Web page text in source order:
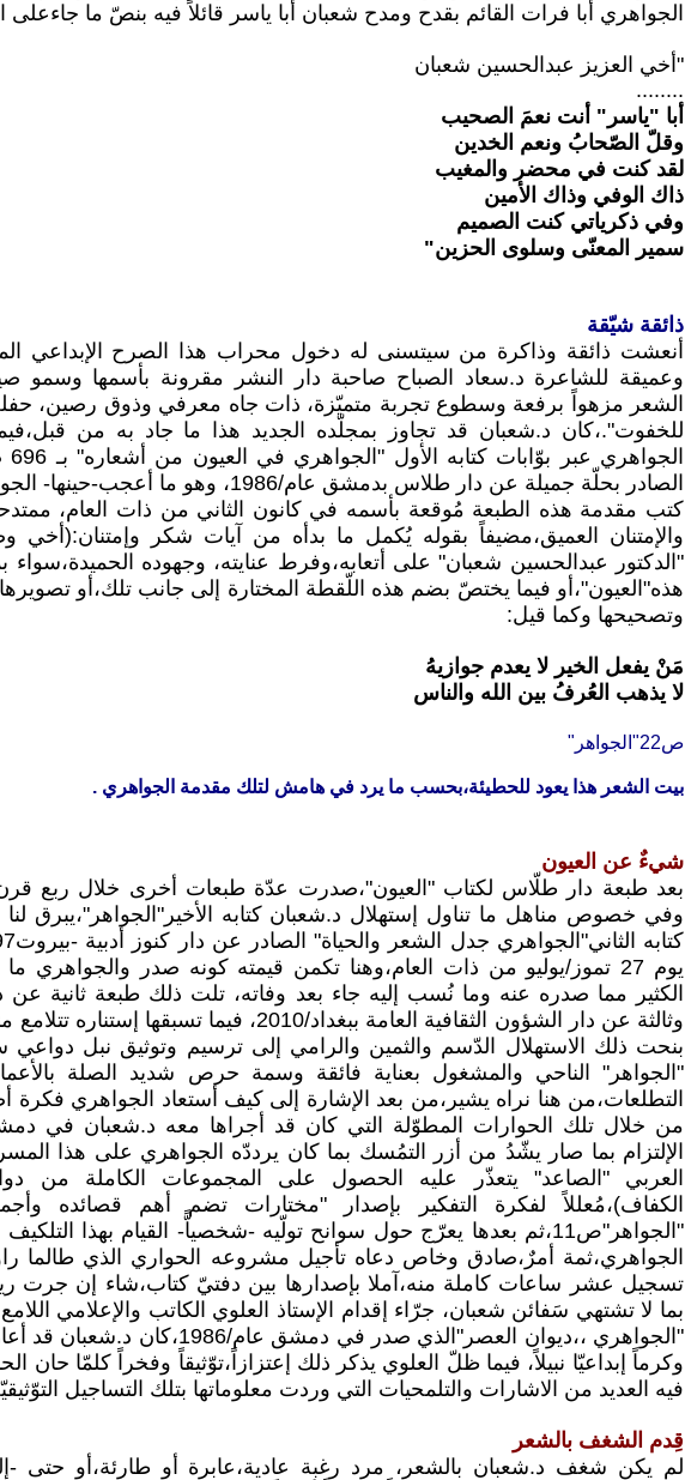
الجواهري أبا فرات القائم بقدح ومدح شعبان أبا ياسر قائلاً فيه بنصّ ما جاءعلى
"أخي العزيز عبدالحسين شعبان
........
أبا "ياسر" أنت نعمَ الصحيب
وقلّ الصّحابُ ونعم الخدين
لقد كنت في محضر والمغيب
ذاك الوفي وذاك الأمين
وفي ذكرياتي كنت الصميم
سمير المعنّى وسلوى الحزين"
ذائقة شيّقة
أنعشت ذائقة وذاكرة من سيتسنى له دخول محراب هذا الصرح الإبداعي
وعميقة للشاعرة د.سعاد الصباح صاحبة دار النشر مقرونة بأسمها وسمو
الشعر مزهواً برفعة وسطوع تجربة متميّزة، ذات جاه معرفي وذوق رصين،
للخفوت".،كان د.شعبان قد تجاوز بمجلّده الجديد هذا ما جاد به من
الصادر بحلّة جميلة عن دار طلاس بدمشق عام/1986،
كتب مقدمة هذه الطبعة مُوقعة بأسمه في كانون الثاني من ذات العام،
والإمتنان العميق،مضيفاً بقوله يُكمل ما بدأه من آيات شكر وإمتنان:(أخي
"الدكتور عبدالحسين شعبان" على أتعابه،وفرط عنايته، وجهوده الحميدة،سواء
هذه"العيون"،أو فيما يختصّ بضم هذه اللّقطة المختارة إلى جانب تلك،أو
وتصحيحها وكما قيل:
مَنْ يفعل الخير لا يعدم جوازيهُ
لا يذهب العُرفُ بين الله والناس
ص22"الجواهر"
بيت الشعر هذا يعود للحطيئة،بحسب ما يرد في هامش لتلك مقدمة الجواهري .
شيءٌ عن العيون
بعد طبعة دار طلّاس لكتاب "العيون"،صدرت عدّة طبعات أخرى خلال ربع
وفي خصوص مناهل ما تناول إستهلال د.شعبان كتابه الأخير"الجواهر"،يبرق
يوم 27 تموز/يوليو من ذات العام،وهنا تكمن قيمته كونه صدر والجواهري
وثالثة عن دار الشؤون الثقافية العامة ببغداد/2010،
بنحت ذلك الاستهلال الدّسم والثمين والرامي إلى ترسيم وتوثيق نبل دواعي
"الجواهر" الناحي والمشغول بعناية فائقة وسمة حرص شديد الصلة
التطلعات،من هنا نراه يشير،من بعد الإشارة إلى كيف أستعاد الجواهري
الإلتزام بما صار يشّدُ من أزر التمُسك بما كان يرددّه الجواهري على هذا
العربي "الصاعد" يتعذّر عليه الحصول على المجموعات الكاملة من
الكفاف)،مُعللاً لفكرة التفكير بإصدار "مختارات تضم أهم قصائده
"الجواهر"ص11،ثم بعدها يعرّج حول سوانح تولّيه -شخصياًّ- القيام بهذا
الجواهري،ثمة أمرٌ،صادق وخاص دعاه تأجيل مشروعه الحواري الذي طالما
تسجيل عشر ساعات كاملة منه،آملا بإصدارها بين دفتيّ كتاب،شاء إن جرت
بما لا تشتهي سَفائن شعبان، جرّاء إقدام الإستاذ العلوي الكاتب والإعلامي
"الجواهري ،،ديوان العصر"الذي صدر في دمشق
وكرماً إبداعيّا نبيلاً، فيما ظلّ العلوي يذكر ذلك إعتزازاً،توّثيقاً وفخراً كلمّا حان
فيه العديد من الاشارات والتلمحيات التي وردت معلوماتها بتلك التساجيل
قِدم الشغف بالشعر
لم يكن شغف د.شعبان بالشعر، مرد رغبة عادية،عابرة أو طارئة،أو حتى -